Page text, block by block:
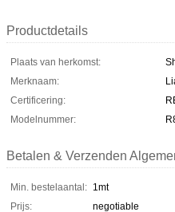
Productdetails
Plaats van herkomst:
Merknaam:
Certificering:
Modelnummer:
Betalen & Verzenden
Min. bestelaantal: 1mt
Prijs:
negotiable